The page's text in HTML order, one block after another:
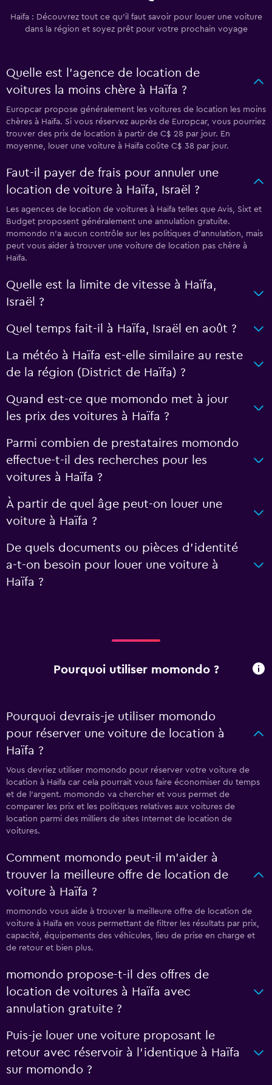
Haïfa : Découvrez tout ce qu’il faut savoir pour louer une voiture
dans la région et soyez prêt pour votre prochain voyage
Quelle est l’agence de location de
voitures la moins chère à Haïfa ?
Europcar propose généralement les voitures de location les moins
chères à Haïfa. Si vous réservez auprès de Europcar, vous pourriez
trouver des prix de location à partir de C$ 28 par jour. En
moyenne, louer une voiture à Haïfa coûte C$ 38 par jour.
Faut-il payer de frais pour annuler une
location de voiture à Haïfa, Israël ?
Les agences de location de voitures à Haïfa telles que Avis, Sixt et
Budget proposent généralement une annulation gratuite.
momondo n’a aucun contrôle sur les politiques d’annulation, mais
peut vous aider à trouver une voiture de location pas chère à
Haïfa.
Quelle est la limite de vitesse à Haïfa,
Israël ?
Quel temps fait-il à Haïfa, Israël en août ?
La météo à Haïfa est-elle similaire au reste
de la région (District de Haïfa) ?
Quand est-ce que momondo met à jour
les prix des voitures à Haïfa ?
Parmi combien de prestataires momondo
effectue-t-il des recherches pour les
voitures à Haïfa ?
À partir de quel âge peut-on louer une
voiture à Haïfa ?
De quels documents ou pièces d'identité
a-t-on besoin pour louer une voiture à
Haïfa ?
Pourquoi utiliser momondo ?
Pourquoi devrais-je utiliser momondo
pour réserver une voiture de location à
Haïfa ?
Vous devriez utiliser momondo pour réserver votre voiture de
location à Haïfa car cela pourrait vous faire économiser du temps
et de l'argent. momondo va chercher et vous permet de
comparer les prix et les politiques relatives aux voitures de
location parmi des milliers de sites Internet de location de
voitures.
Comment momondo peut-il m’aider à
trouver la meilleure offre de location de
voiture à Haïfa ?
momondo vous aide à trouver la meilleure offre de location de
voiture à Haïfa en vous permettant de filtrer les résultats par prix,
capacité, équipements des véhicules, lieu de prise en charge et
de retour et bien plus.
momondo propose-t-il des offres de
location de voitures à Haïfa avec
annulation gratuite ?
Puis-je louer une voiture proposant le
retour avec réservoir à l’identique à Haïfa
sur momondo ?